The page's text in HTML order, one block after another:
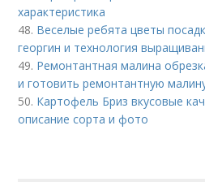
характеристика
48. Веселые ребята цветы
георгин и технология
49. Ремонтантная малина
и готовить ремонтантную
50. Картофель Бриз вкусовые
описание сорта и фото